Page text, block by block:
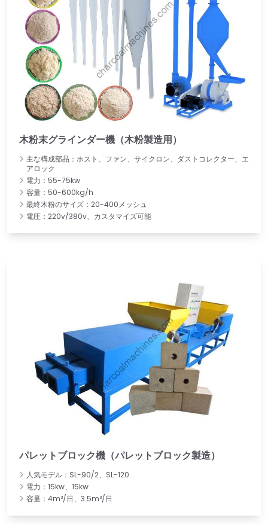
木粉末グラインダー機（木粉製造用）
主な構成部品：ホスト、ファン、サイクロン、ダストコレクター、エ
アロック
電力：55-75kw
容量：50-600kg/h
最終木粉のサイズ：20-400メッシュ
電圧：220v/380v、カスタマイズ可能
パレットブロック機（パレットブロック製造）
人気モデル：SL-90/2、SL-120
電力：15kw、15kw
容量：4m³/日、3.5m³/日